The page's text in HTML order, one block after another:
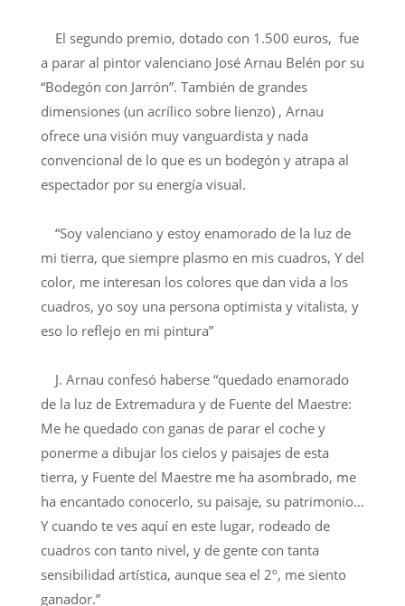
El segundo premio, dotado con 1.500 euros, fue
a parar al pintor valenciano José Arnau Belén por su
“Bodegón con Jarrón”. También de grandes
dimensiones (un acrílico sobre lienzo) , Arnau
ofrece una visión muy vanguardista y nada
convencional de lo que es un bodegón y atrapa al
espectador por su energía visual.
“Soy valenciano y estoy enamorado de la luz de
mi tierra, que siempre plasmo en mis cuadros, Y del
color, me interesan los colores que dan vida a los
cuadros, yo soy una persona optimista y vitalista, y
eso lo reflejo en mi pintura”
J. Arnau confesó haberse “quedado enamorado
de la luz de Extremadura y de Fuente del Maestre:
Me he quedado con ganas de parar el coche y
ponerme a dibujar los cielos y paisajes de esta
tierra, y Fuente del Maestre me ha asombrado, me
ha encantado conocerlo, su paisaje, su patrimonio…
Y cuando te ves aquí en este lugar, rodeado de
cuadros con tanto nivel, y de gente con tanta
sensibilidad artística, aunque sea el 2º, me siento
ganador.”